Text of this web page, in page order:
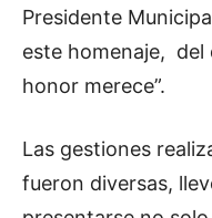
Presidente
este homenaje, del
honor merece”.
Las gestiones
fueron diversas,